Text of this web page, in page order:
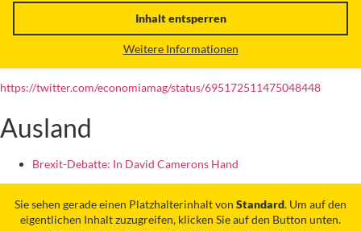
Inhalt entsperren
Weitere Informationen
https://twitter.com/economiamag/status/695172511475048448
Ausland
Brexit-Debatte: In David Camerons Hand
Sie sehen gerade einen Platzhalterinhalt von Standard. Um auf den
eigentlichen Inhalt zuzugreifen, klicken Sie auf den Button unten.